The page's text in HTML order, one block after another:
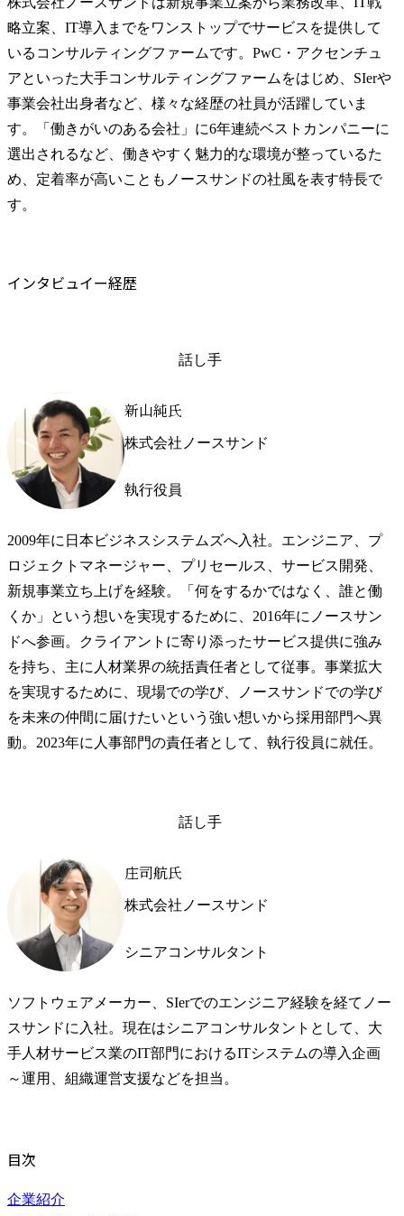
略立案、IT導入までをワンストップでサービスを提供して
いるコンサルティングファームです。PwC・アクセンチュ
アといった大手コンサルティングファームをはじめ、SIerや
事業会社出身者など、様々な経歴の社員が活躍していま
す。「働きがいのある会社」に6年連続ベストカンパニーに
選出されるなど、働きやすく魅力的な環境が整っているた
め、定着率が高いこともノースサンドの社風を表す特長で
す。
インタビュイー経歴
話し手
新山純氏
株式会社ノースサンド
執行役員
2009年に日本ビジネスシステムズへ入社。エンジニア、プ
ロジェクトマネージャー、プリセールス、サービス開発、
新規事業立ち上げを経験。「何をするかではなく、誰と働
くか」という想いを実現するために、2016年にノースサン
ドへ参画。クライアントに寄り添ったサービス提供に強み
を持ち、主に人材業界の統括責任者として従事。事業拡大
を実現するために、現場での学び、ノースサンドでの学び
を未来の仲間に届けたいという強い想いから採用部門へ異
動。2023年に人事部門の責任者として、執行役員に就任。
話し手
庄司航氏
株式会社ノースサンド
シニアコンサルタント
ソフトウェアメーカー、SIerでのエンジニア経験を経てノー
スサンドに入社。現在はシニアコンサルタントとして、大
手人材サービス業のIT部門におけるITシステムの導入企画
～運用、組織運営支援などを担当。
目次
企業紹介